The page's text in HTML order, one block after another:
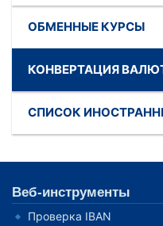
ОБМЕННЫЕ КУРСЫ
КОНВЕРТАЦИЯ
СПИСОК
Веб-инструменты
Проверка IBAN